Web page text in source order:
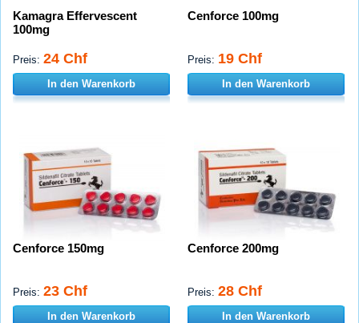
Kamagra Effervescent
100mg
Preis: 24 Chf
In den Warenkorb
Cenforce 100mg
Preis: 19 Chf
In den Warenkorb
Cenforce 150mg
Preis: 23 Chf
In den Warenkorb
Cenforce 200mg
Preis: 28 Chf
In den Warenkorb